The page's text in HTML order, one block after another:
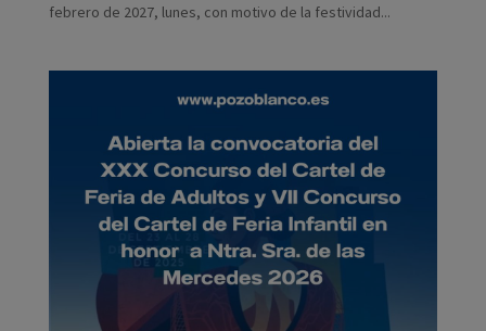
febrero de 2027, lunes, con motivo de la festividad...